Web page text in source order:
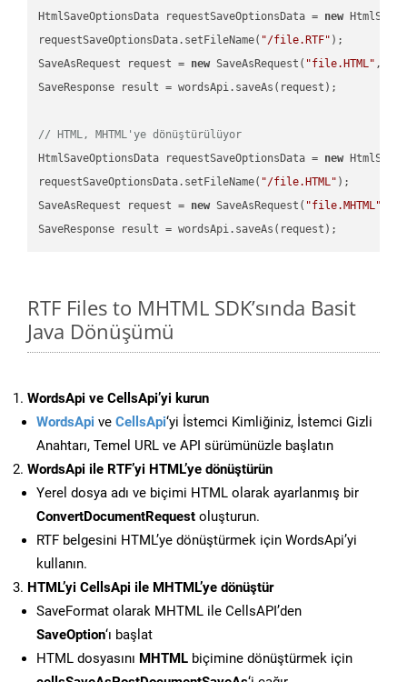
HtmlSaveOptionsData requestSaveOptionsData = new
requestSaveOptionsData.setFileName( "/file.RTF" );
SaveAsRequest request = new SaveAsRequest( "file.HTML"
SaveResponse result = wordsApi.saveAs(request);
// HTML, MHTML'ye dönüştürülüyor
HtmlSaveOptionsData requestSaveOptionsData = new
requestSaveOptionsData.setFileName( "/file.HTML" );
SaveAsRequest request = new SaveAsRequest( "file.MHTML"
RTF Files to MHTML SDK’sında Basit
Java Dönüşümü
WordsApi ve CellsApi’yi kurun
WordsApi ve CellsApi‘yi İstemci Kimliğiniz, İstemci Gizli
Anahtarı, Temel URL ve API sürümünüzle başlatın
WordsApi ile RTF’yi HTML’ye dönüştürün
Yerel dosya adı ve biçimi HTML olarak ayarlanmış bir
ConvertDocumentRequest oluşturun.
RTF belgesini HTML’ye dönüştürmek için WordsApi’yi
kullanın.
HTML’yi CellsApi ile MHTML’ye dönüştür
SaveFormat olarak MHTML ile CellsAPI’den
SaveOption‘ı başlat
HTML dosyasını MHTML biçimine dönüştürmek için